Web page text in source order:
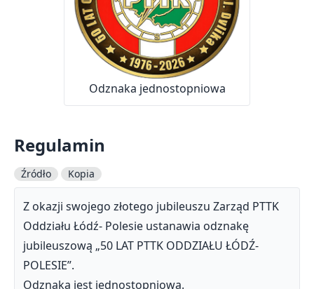
Odznaka jednostopniowa
Regulamin
Źródło Kopia
Z okazji swojego złotego jubileuszu Zarząd PTTK
Oddziału Łódź- Polesie ustanawia odznakę
jubileuszową „50 LAT PTTK ODDZIAŁU ŁÓDŹ-
POLESIE”.
Odznaka jest jednostopniowa.